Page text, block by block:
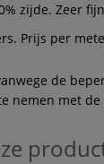
zijde. Zeer
Prijs per
de
nemen met